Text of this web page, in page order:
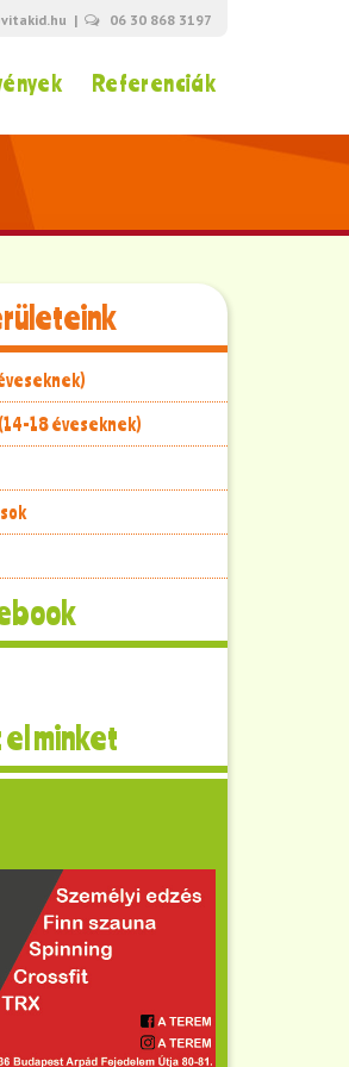
| 06 30 868 3197
Referenciák
18 éveseknek)
minket